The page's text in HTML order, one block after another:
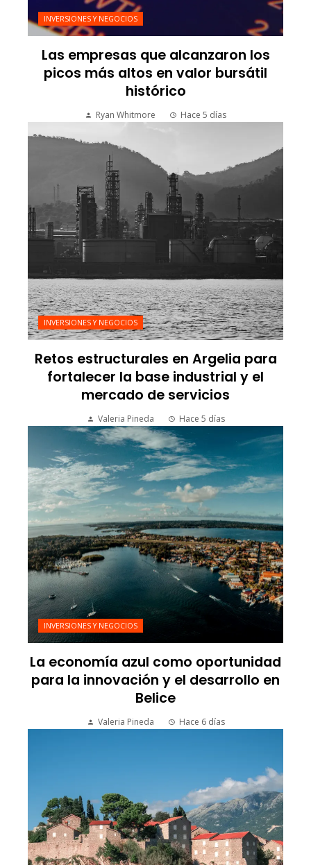
INVERSIONES Y NEGOCIOS
Las empresas que alcanzaron los
picos más altos en valor bursátil
histórico
Ryan Whitmore Hace 5 días
INVERSIONES Y NEGOCIOS
Retos estructurales en Argelia para
fortalecer la base industrial y el
mercado de servicios
Valeria Pineda Hace 5 días
INVERSIONES Y NEGOCIOS
La economía azul como oportunidad
para la innovación y el desarrollo en
Belice
Valeria Pineda Hace 6 días